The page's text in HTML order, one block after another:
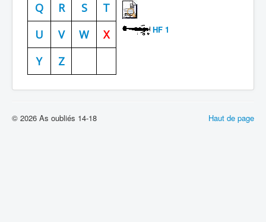
Batailles
Cahiers des As
Q
R S
T
U
V W
X
Y
Z
HF 1
Haut de page
© 2026 As oubliés 14-18